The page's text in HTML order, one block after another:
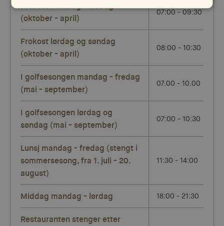
Frokost mandag - fredag
(oktober - april)
07:00 - 09:30
Frokost lørdag og søndag
(oktober - april)
08:00 - 10:30
I golfsesongen mandag - fredag
(mai - september)
07.00 - 10.00
I golfsesongen lørdag og
søndag (mai - september)
07:00 - 10:30
Lunsj mandag - fredag (stengt i
sommersesong, fra 1. juli - 20.
august)
11:30 - 14:00
Middag mandag - lørdag 18:00 - 21:30
Restauranten stenger etter